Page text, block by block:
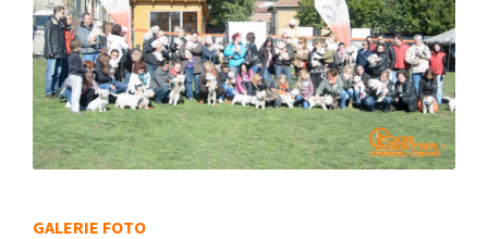
GALERIE FOTO